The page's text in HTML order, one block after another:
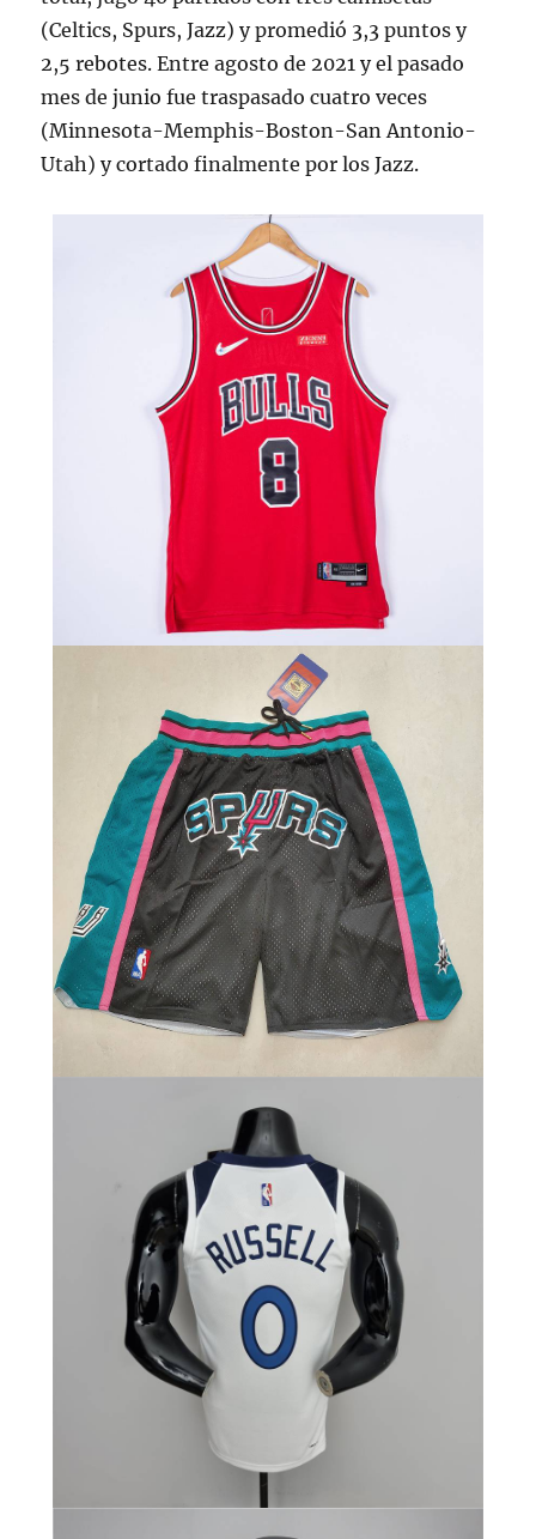
(Celtics, Spurs, Jazz) y promedió 3,3 puntos y
2,5 rebotes. Entre agosto de 2021 y el pasado
mes de junio fue traspasado cuatro veces
(Minnesota-Memphis-Boston-San Antonio-
Utah) y cortado finalmente por los Jazz.